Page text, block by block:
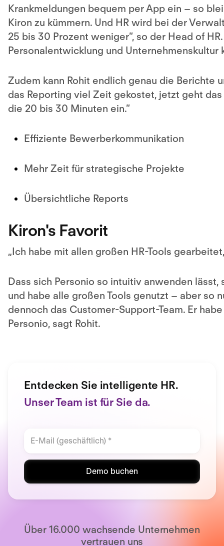
Krankmeldungen bequem per App ein – so
Kiron zu kümmern. Und HR wird bei der
25 bis 30 Prozent weniger”, so der Head of
Personalentwicklung und
Zudem kann Rohit endlich genau die Berichte
das Reporting viel Zeit gekostet, jetzt geht
die 20 bis 30 Minuten ein.”
Effiziente Bewerberkommunikation
Mehr Zeit für strategische Projekte
Übersichtliche Reports
Kiron's Favorit
„Ich habe mit allen großen HR-Tools
Dass sich Personio so intuitiv anwenden lässt,
und habe alle großen Tools genutzt – aber so
dennoch das Customer-Support-Team. Er
Personio, sagt Rohit.
Entdecken Sie intelligente HR.
Unser Team ist für Sie da.
Demo buchen
Über 16.000 wachsende Unternehmen
vertrauen uns